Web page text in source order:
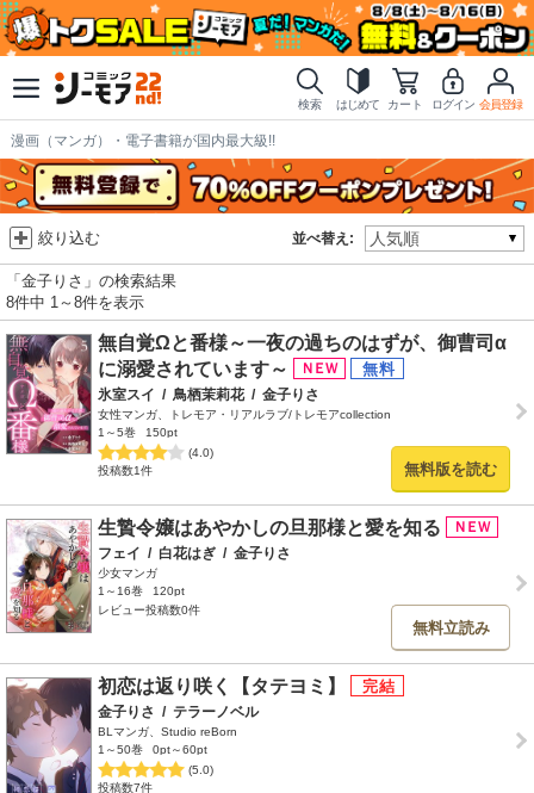
検索 はじめて カート ログイン 会員登録
漫画（マンガ）・電子書籍が国内最大級!!
並べ替え:
絞り込む
「金子りさ」の検索結果
8件中 1～8件を表示
無自覚Ωと番様～一夜の過ちのはずが、御曹司α
に溺愛されています～
氷室スイ / 鳥栖茉莉花 / 金子りさ
女性マンガ、トレモア・リアルラブ/トレモアcollection
1～5巻
150pt
(4.0)
投稿数1件
無料版を読む
生贄令嬢はあやかしの旦那様と愛を知る
フェイ / 白花はぎ / 金子りさ
少女マンガ
1～16巻
120pt
レビュー投稿数0件
無料立読み
初恋は返り咲く【タテヨミ】
金子りさ / テラーノベル
BLマンガ、Studio reBorn
1～50巻
0pt～60pt
(5.0)
投稿数7件